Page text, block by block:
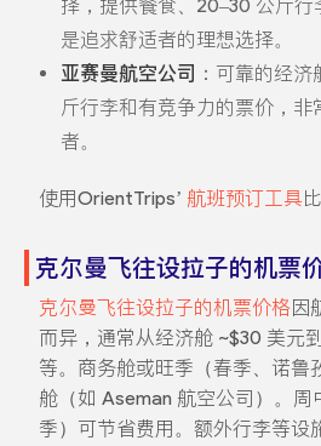
择，提供餐食、20–30 公斤行
是追求舒适者的理想选择。
亚赛曼航空公司 ：可靠的经
斤行李和有竞争力的票价，非
者。
使用OrientTrips’ 航班预订工具
克尔曼飞往设拉子的机票
克尔曼飞往设拉子的机票价格因
而异，通常从经济舱 ~$30 美元
等。商务舱或旺季（春季、诺鲁
舱（如 Aseman 航空公司）。
季）可节省费用。额外行李等设